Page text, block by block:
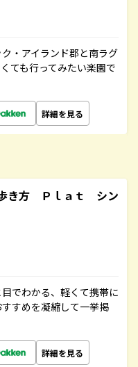
・アイランド郡と南ラグ
ても行ってみたい楽園で
詳細を見る
き方 Ｐｌａｔ シン
でわかる、軽くて携帯に
すめを凝縮して一挙掲
詳細を見る